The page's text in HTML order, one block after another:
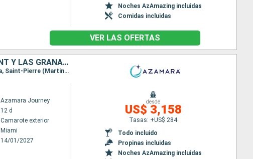
Noches AzAmazing incluidas
Comidas incluidas
VER LAS OFERTAS
ESTADOS UNIDOS, SAN MARTÍN, ANTIGUA Y BARBUDA, SAN VINCENT Y LAS GRANADINAS, GRENADA, BARBADOS
Itinerario : Miami, St John Cruz Bay, Charlotte Amalie, Philipsburg, Charlestown, Antigua, Saint-Pierre (Martinique), Port Elisabeth st vincent, Grenada, Bridgetown
Azamara Journey
12 d
Camarote exterior
Miami
14/01/2027
desde
US$ 3,158
Tasas: +US$ 284
Todo incluido
Propinas incluidas
Noches AzAmazing incluidas